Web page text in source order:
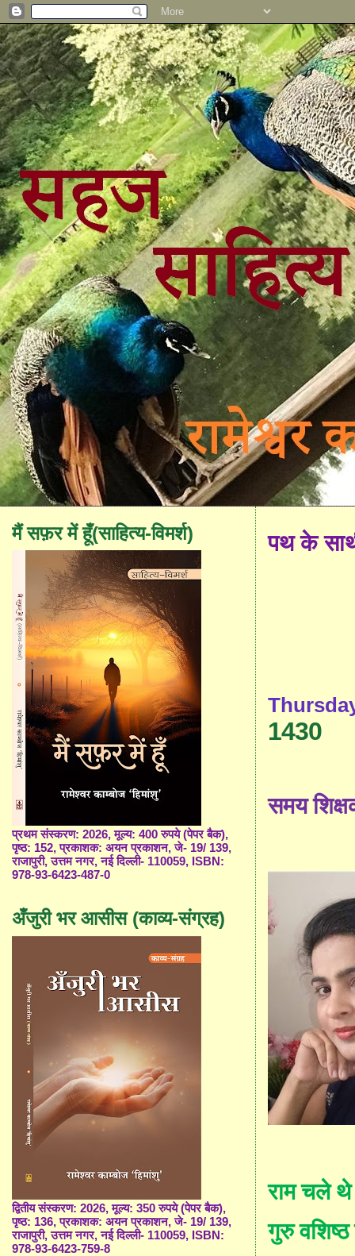
पथ के
1430
समय
राम चले थे
गुरु वशिष्ठ
मैं सफ़र में हूँ(साहित्य-विमर्श)
प्रथम संस्करण: 2026, मूल्य: 400 रुपये (पेपर बैक),
पृष्ठ: 152, प्रकाशक: अयन प्रकाशन, जे- 19/ 139,
राजापुरी, उत्तम नगर, नई दिल्ली- 110059, ISBN:
978-93-6423-487-0
अँजुरी भर आसीस (काव्य-संग्रह)
द्वितीय संस्करण: 2026, मूल्य: 350 रुपये (पेपर बैक),
पृष्ठ: 136, प्रकाशक: अयन प्रकाशन, जे- 19/ 139,
राजापुरी, उत्तम नगर, नई दिल्ली- 110059, ISBN:
978-93-6423-759-8